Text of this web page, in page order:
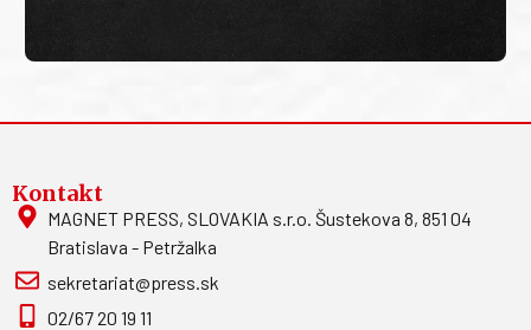
Kontakt
MAGNET PRESS, SLOVAKIA s.r.o. Šustekova 8, 851 04
Bratislava - Petržalka
sekretariat@press.sk
02/67 20 19 11